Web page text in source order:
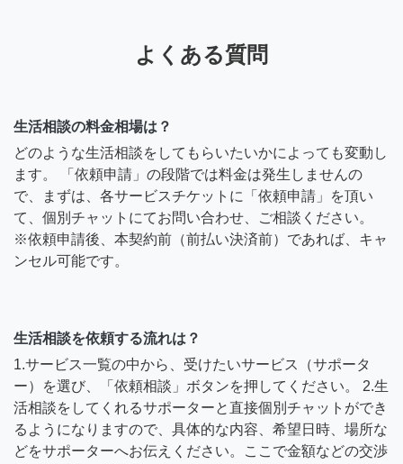
よくある質問
生活相談の料金相場は？
どのような生活相談をしてもらいたいかによっても変動し
ます。 「依頼申請」の段階では料金は発生しませんの
で、まずは、各サービスチケットに「依頼申請」を頂い
て、個別チャットにてお問い合わせ、ご相談ください。
※依頼申請後、本契約前（前払い決済前）であれば、キャ
ンセル可能です。
生活相談を依頼する流れは？
1.サービス一覧の中から、受けたいサービス（サポータ
ー）を選び、「依頼相談」ボタンを押してください。 2.生
活相談をしてくれるサポーターと直接個別チャットができ
るようになりますので、具体的な内容、希望日時、場所な
どをサポーターへお伝えください。ここで金額などの交渉